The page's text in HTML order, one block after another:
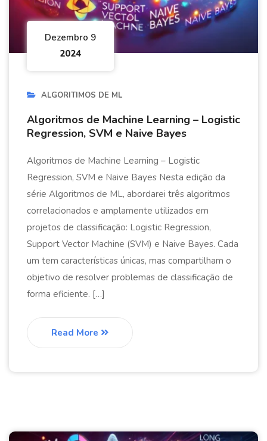
Dezembro 9
2024
ALGORITIMOS DE ML
Algoritmos de Machine Learning – Logistic
Regression, SVM e Naive Bayes
Algoritmos de Machine Learning – Logistic
Regression, SVM e Naive Bayes Nesta edição da
série Algoritmos de ML, abordarei três algoritmos
correlacionados e amplamente utilizados em
projetos de classificação: Logistic Regression,
Support Vector Machine (SVM) e Naive Bayes. Cada
um tem características únicas, mas compartilham o
objetivo de resolver problemas de classificação de
forma eficiente. […]
Read More